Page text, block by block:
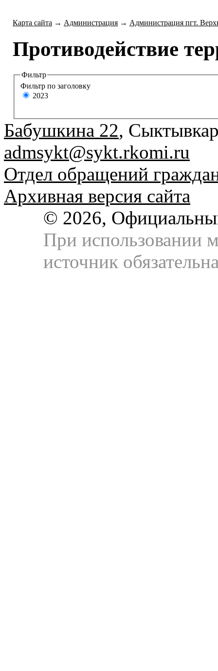
Карта сайта → Администрация → Администрация пгт.
Противодействие
Фильтр
Фильтр по заголовку
2023
Бабушкина 22,
admsykt@sykt.rkomi.ru
Отдел обращений
Архивная версия сайта
© 2026,
При использовании
источник